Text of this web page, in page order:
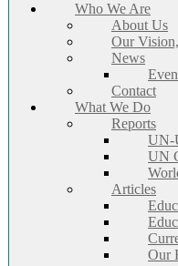
Who We Are
About Us
Our
News
Contact
What We Do
Reports
UN-
UN
Articles
Our